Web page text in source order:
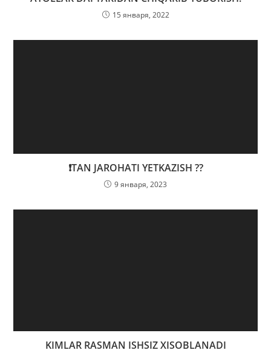
15 января, 2022
❗️TAN JAROHATI YETKAZISH ??
9 января, 2023
KIMLAR RASMAN ISHSIZ XISOBLANADI